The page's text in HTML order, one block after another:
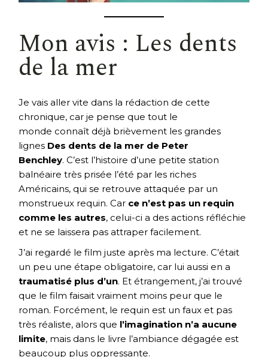
Mon avis : Les dents
de la mer
Je vais aller vite dans la rédaction de cette
chronique, car je pense que tout le
monde connaît déjà brièvement les grandes
lignes Des dents de la mer de Peter
Benchley. C’est l’histoire d’une petite station
balnéaire très prisée l’été par les riches
Américains, qui se retrouve attaquée par un
monstrueux requin. Car ce n’est pas un requin
comme les autres, celui-ci a des actions réfléchie
et ne se laissera pas attraper facilement.
J’ai regardé le film juste après ma lecture. C’était
un peu une étape obligatoire, car lui aussi en a
traumatisé plus d’un. Et étrangement, j’ai trouvé
que le film faisait vraiment moins peur que le
roman. Forcément, le requin est un faux et pas
très réaliste, alors que l’imagination n’a aucune
limite, mais dans le livre l’ambiance dégagée est
beaucoup plus oppressante.